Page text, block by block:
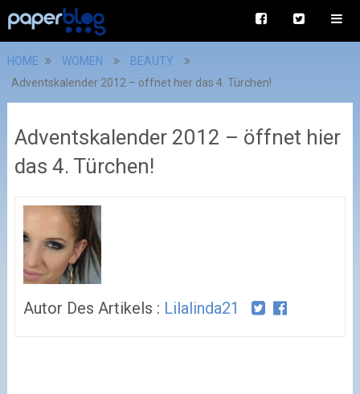
HOME WOMEN
BEAUTY
Adventskalender 2012 – öffnet hier das 4. Türchen!
Adventskalender 2012 – öffnet hier
das 4. Türchen!
Autor Des Artikels : Lilalinda21